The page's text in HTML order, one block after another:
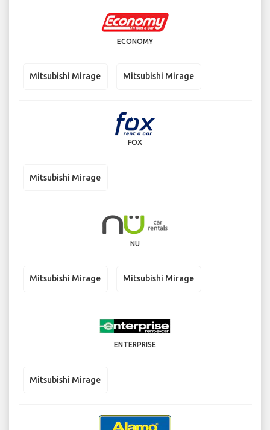
ECONOMY
Mitsubishi Mirage Mitsubishi Mirage
FOX
Mitsubishi Mirage
NU
Mitsubishi Mirage Mitsubishi Mirage
ENTERPRISE
Mitsubishi Mirage